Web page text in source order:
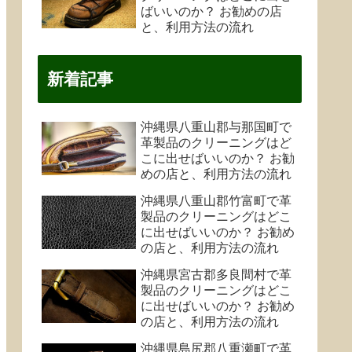
ばいいのか？ お勧めの店
と、利用方法の流れ
新着記事
沖縄県八重山郡与那国町で
革製品のクリーニングはど
こに出せばいいのか？ お勧
めの店と、利用方法の流れ
沖縄県八重山郡竹富町で革
製品のクリーニングはどこ
に出せばいいのか？ お勧め
の店と、利用方法の流れ
沖縄県宮古郡多良間村で革
製品のクリーニングはどこ
に出せばいいのか？ お勧め
の店と、利用方法の流れ
沖縄県島尻郡八重瀬町で革